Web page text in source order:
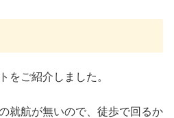
をご紹介しました。
就航が無いので、徒歩で回るか